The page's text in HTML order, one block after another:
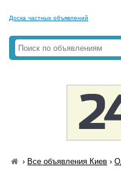
Доска частных объявлений
› Все объявления Киев ›